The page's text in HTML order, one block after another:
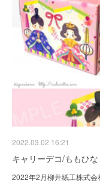
2022.03.02 16:21
キャリーデコ/ももひな
2022年2月柳井紙工株式